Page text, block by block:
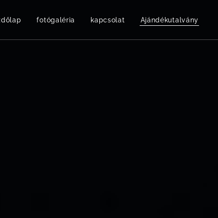
fotógaléria kapcsolat Ajándékutalvány